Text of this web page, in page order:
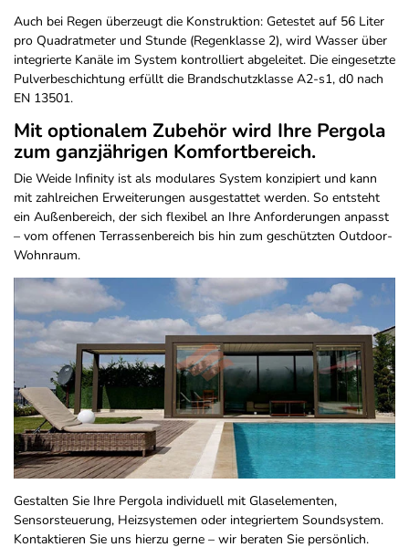
Auch bei Regen überzeugt die Konstruktion: Getestet auf 56 Liter
pro Quadratmeter und Stunde (Regenklasse 2), wird Wasser über
integrierte Kanäle im System kontrolliert abgeleitet. Die eingesetzte
Pulverbeschichtung erfüllt die Brandschutzklasse A2-s1, d0 nach
EN 13501.
Mit optionalem Zubehör wird Ihre Pergola
zum ganzjährigen Komfortbereich.
Die Weide Infinity ist als modulares System konzipiert und kann
mit zahlreichen Erweiterungen ausgestattet werden. So entsteht
ein Außenbereich, der sich flexibel an Ihre Anforderungen anpasst
– vom offenen Terrassenbereich bis hin zum geschützten Outdoor-
Wohnraum.
Gestalten Sie Ihre Pergola individuell mit Glaselementen,
Sensorsteuerung, Heizsystemen oder integriertem Soundsystem.
Kontaktieren Sie uns hierzu gerne – wir beraten Sie persönlich.